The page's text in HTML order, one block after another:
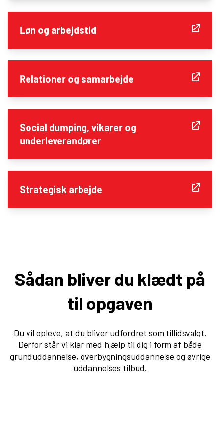
Løn og arbejdstid
Relationer og samarbejde
Social dumping, vikarer og
underleverandører
Strategisk arbejde
Sådan bliver du klædt på
til opgaven
Du vil opleve, at du bliver udfordret som tillidsvalgt.
Derfor står vi klar med hjælp til dig i form af både
grunduddannelse, overbygningsuddannelse og øvrige
uddannelses tilbud.